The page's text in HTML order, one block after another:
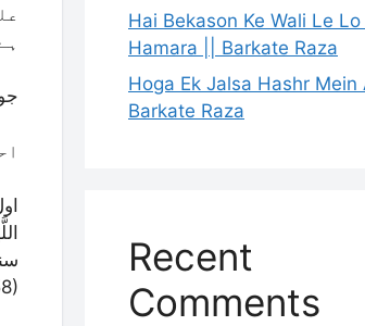
2358)
Hai Bekason Ke Wali Le Lo
Hamara || Barkate Raza
Hoga Ek Jalsa Hashr Mein
Barkate Raza
Recent
Comments